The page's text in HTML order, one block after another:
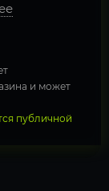
и может
публичной